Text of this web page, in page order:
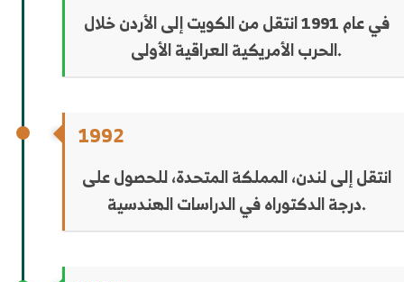
في عام 1991 انتقل من الكويت إلى الأردن خلال
الحرب الأمريكية العراقية الأولى.
1992
انتقل إلى لندن، المملكة المتحدة، للحصول على
درجة الدكتوراه في الدراسات الهندسية.